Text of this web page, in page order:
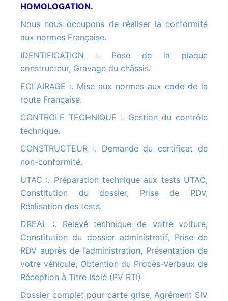
HOMOLOGATION.
Nous nous occupons de réaliser la conformité
aux normes Française.
IDENTIFICATION :. Pose de la plaque
constructeur, Gravage du châssis.
ECLAIRAGE :. Mise aux normes aux code de la
route Française.
CONTROLE TECHNIQUE :. Gestion du contrôle
technique.
CONSTRUCTEUR :. Demande du certificat de
non-conformité.
UTAC :. Préparation technique aux tests UTAC,
Constitution du dossier, Prise de RDV,
Réalisation des tests.
DREAL :. Relevé technique de votre voiture,
Constitution du dossier administratif, Prise de
RDV auprès de l’administration, Présentation de
votre véhicule, Obtention du Procès-Verbaux de
Réception à Titre Isolé (PV RTI)
Dossier complet pour carte grise, Agrément SIV